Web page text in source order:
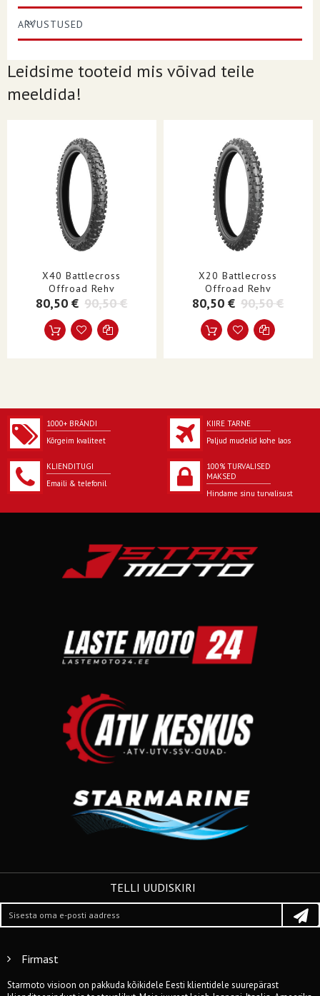
LÕIKELAIUS
120
REHVIMÕÕDUD
MUSTRI/MUDEL
TORUTÜÜP
Kaheotstarbeline sport|
ÜHIKUD
TOOTENIMI
ARVUSTUSED
Leidsime tooteid mis võivad teile
meeldida!
X40 Battlecross
Offroad Rehv
80,50 € 90,50 €
X20 Battlecross
Offroad Rehv
80,50 € 90,50 €
1000+ BRÄNDI
Kõrgeim kvaliteet
KIIRE TARNE
Paljud mudelid kohe laos
KLIENDITUGI
Emaili & telefonil
100% TURVALISED
MAKSED
Hindame sinu turvalisust
TELLI UUDISKIRI
Firmast
Starmoto visioon on pakkuda kõikidele Eesti klientidele suurepärast